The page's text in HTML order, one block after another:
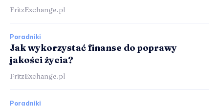
FritzExchange.pl
Poradniki
Jak wykorzystać finanse do poprawy
jakości życia?
FritzExchange.pl
Poradniki